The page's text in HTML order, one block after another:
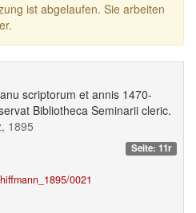
ist abgelaufen. Sie arbeiten
scriptorum et annis 1470-
Bibliotheca Seminarii cleric.
1895
Seite: 11r
0021